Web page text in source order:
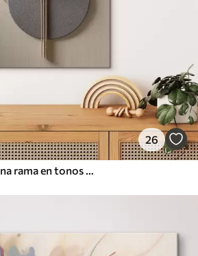
26
Círculos en relieve y una rama en tonos neutros cálidos